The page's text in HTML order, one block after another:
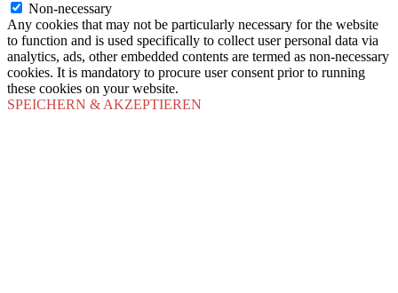
Non-necessary
Any cookies that may not be particularly necessary for the website
to function and is used specifically to collect user personal data via
analytics, ads, other embedded contents are termed as non-necessary
cookies. It is mandatory to procure user consent prior to running
these cookies on your website.
SPEICHERN & AKZEPTIEREN